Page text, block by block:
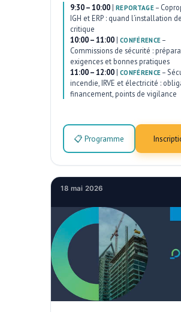
9:30 – 10:00 | REPORTAGE–
IGH et ERP : quand l’installation
critique
10:00 – 11:00 | CONFÉRENCE –
Commissions de sécurité :
exigences et bonnes pratiques
11:00 – 12:00 | CONFÉRENCE –
incendie, IRVE et électricité :
financement, points de vigilance
📋 Programme
18 mai 2026